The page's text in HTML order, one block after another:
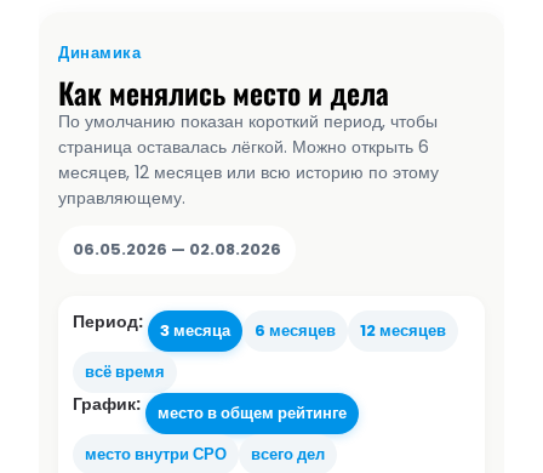
Динамика
Как менялись место и дела
По умолчанию показан короткий период, чтобы
страница оставалась лёгкой. Можно открыть 6
месяцев, 12 месяцев или всю историю по этому
управляющему.
06.05.2026 — 02.08.2026
Период: 3 месяца 6 месяцев
12 месяцев
всё время
График:
место в общем рейтинге
место внутри СРО
всего дел